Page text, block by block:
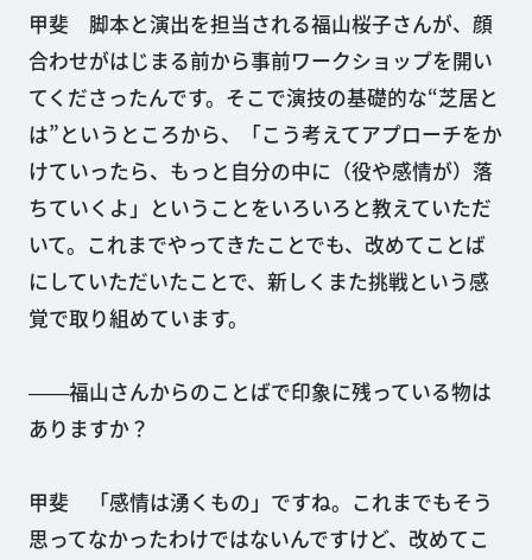
甲斐 脚本と演出を担当される福山桜子さんが、顔
合わせがはじまる前から事前ワークショップを開い
てくださったんです。そこで演技の基礎的な“芝居と
は”というところから、「こう考えてアプローチをか
けていったら、もっと自分の中に（役や感情が）落
ちていくよ」ということをいろいろと教えていただ
いて。これまでやってきたことでも、改めてことば
にしていただいたことで、新しくまた挑戦という感
覚で取り組めています。
――福山さんからのことばで印象に残っている物は
ありますか？
甲斐 「感情は湧くもの」ですね。これまでもそう
思ってなかったわけではないんですけど、改めてこ